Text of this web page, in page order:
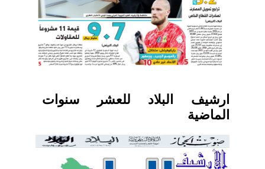
ارشيف البلاد للعشر سنوات
الماضية